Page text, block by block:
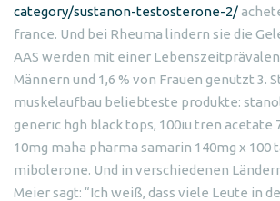
category/sustanon-testosterone-2/
france. Und bei Rheuma lindern sie die
AAS werden mit einer
Männern und 1,6 % von Frauen genutzt 3.
muskelaufbau beliebteste produkte:
generic hgh black tops, 100iu tren acetate
10mg maha pharma samarin 140mg x 100
mibolerone. Und in verschiedenen
Meier sagt: “Ich weiß, dass viele Leute in